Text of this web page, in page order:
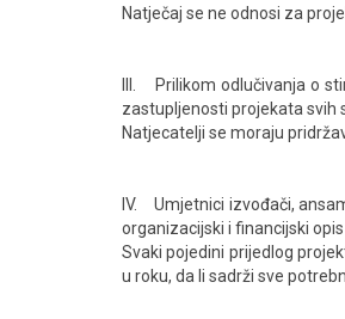
Natječaj se ne odnosi za
III. Prilikom odlučivanja o
zastupljenosti projekata svih
Natjecatelji se moraju
IV. Umjetnici izvođači,
organizacijski i financijski
Svaki pojedini prijedlog
u roku, da li sadrži sve